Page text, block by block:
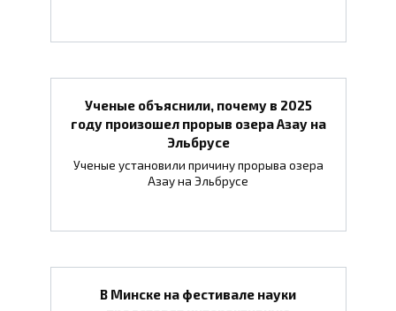
Ученые объяснили, почему в 2025
году произошел прорыв озера Азау на
Эльбрусе
Ученые установили причину прорыва озера
Азау на Эльбрусе
В Минске на фестивале науки